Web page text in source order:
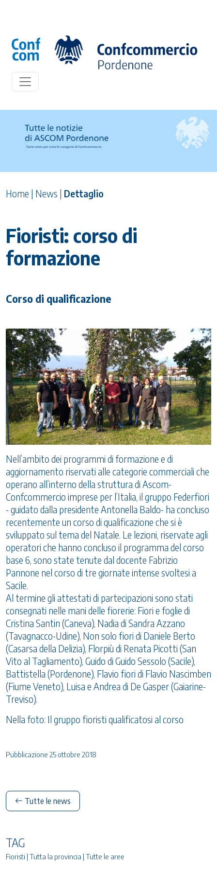
Home | News | Dettaglio
Fioristi: corso di
formazione
Corso di qualificazione
Nell’ambito dei programmi di formazione e di
aggiornamento riservati alle categorie commerciali che
operano all’interno della struttura di Ascom-
Confcommercio imprese per l’Italia, il gruppo Federfiori
- guidato dalla presidente Antonella Baldo- ha concluso
recentemente un corso di qualificazione che si è
sviluppato sul tema del Natale. Le lezioni, riservate agli
operatori che hanno concluso il programma del corso
base 6, sono state tenute dal docente Fabrizio
Pannone nel corso di tre giornate intense svoltesi a
Sacile.
Al termine gli attestati di partecipazioni sono stati
consegnati nelle mani delle fiorerie: Fiori e foglie di
Cristina Santin (Caneva), Nadia di Sandra Azzano
(Tavagnacco-Udine), Non solo fiori di Daniele Berto
(Casarsa della Delizia), Florpiù di Renata Picotti (San
Vito al Tagliamento), Guido di Guido Sessolo (Sacile),
Battistella (Pordenone), Flavio fiori di Flavio Nascimben
(Fiume Veneto), Luisa e Andrea di De Gasper (Gaiarine-
Treviso).
Nella foto: Il gruppo fioristi qualificatosi al corso
Pubblicazione 25 ottobre 2018
Tutte le news
TAG
Fioristi | Tutta la provincia | Tutte le aree